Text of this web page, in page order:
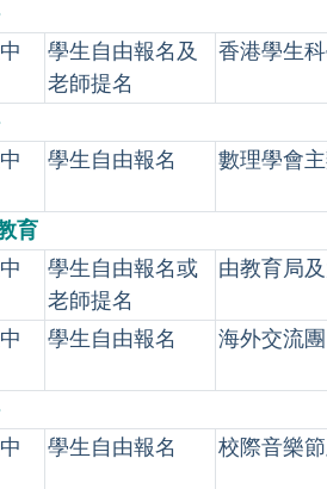
學生自由報名及
老師提名
香港學生
學生自由報名 數理學會
育
學生自由報名或
老師提名
由教育局
學生自由報名 海外交流團
學生自由報名 校際音樂